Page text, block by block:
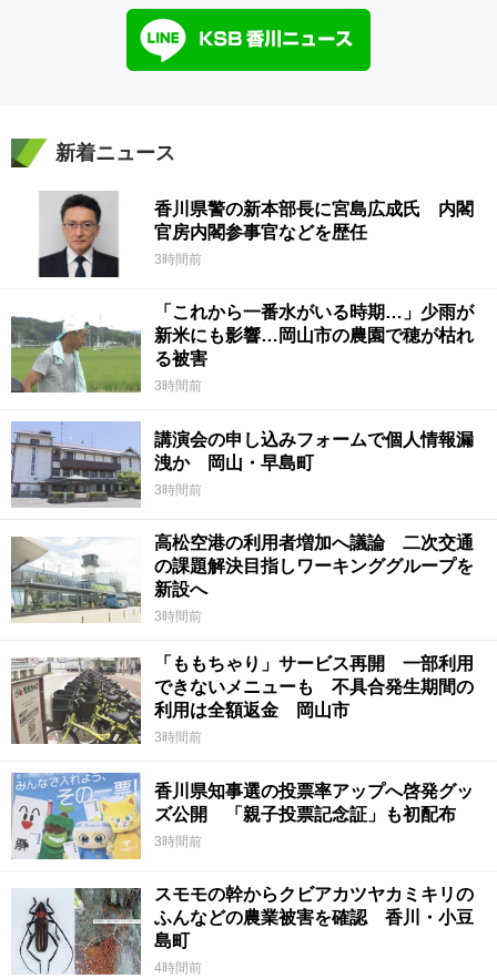
新着ニュース
香川県警の新本部長に宮島広成氏 内閣
官房内閣参事官などを歴任
3時間前
「これから一番水がいる時期…」少雨が
新米にも影響…岡山市の農園で穂が枯れ
る被害
3時間前
講演会の申し込みフォームで個人情報漏
洩か 岡山・早島町
3時間前
高松空港の利用者増加へ議論 二次交通
の課題解決目指しワーキンググループを
新設へ
3時間前
「ももちゃり」サービス再開 一部利用
できないメニューも 不具合発生期間の
利用は全額返金 岡山市
3時間前
香川県知事選の投票率アップへ啓発グッ
ズ公開 「親子投票記念証」も初配布
3時間前
スモモの幹からクビアカツヤカミキリの
ふんなどの農業被害を確認 香川・小豆
島町
4時間前